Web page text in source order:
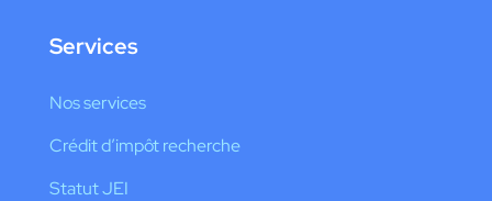
Services
Nos services
Crédit d’impôt recherche
Statut JEI